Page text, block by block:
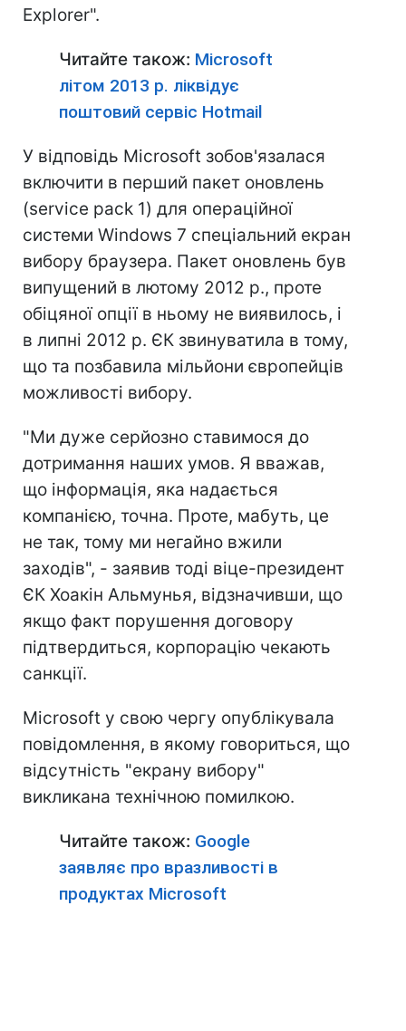
Explorer".
Читайте також: Microsoft
літом 2013 р. ліквідує
поштовий сервіс Hotmail
У відповідь Microsoft зобов'язалася
включити в перший пакет оновлень
(service pack 1) для операційної
системи Windows 7 спеціальний екран
вибору браузера. Пакет оновлень був
випущений в лютому 2012 р., проте
обіцяної опції в ньому не виявилось, і
в липні 2012 р. ЄК звинуватила в тому,
що та позбавила мільйони європейців
можливості вибору.
"Ми дуже серйозно ставимося до
дотримання наших умов. Я вважав,
що інформація, яка надається
компанією, точна. Проте, мабуть, це
не так, тому ми негайно вжили
заходів", - заявив тоді віце-президент
ЄК Хоакін Альмунья, відзначивши, що
якщо факт порушення договору
підтвердиться, корпорацію чекають
санкції.
Microsoft у свою чергу опублікувала
повідомлення, в якому говориться, що
відсутність "екрану вибору"
викликана технічною помилкою.
Читайте також: Google
заявляє про вразливості в
продуктах Microsoft